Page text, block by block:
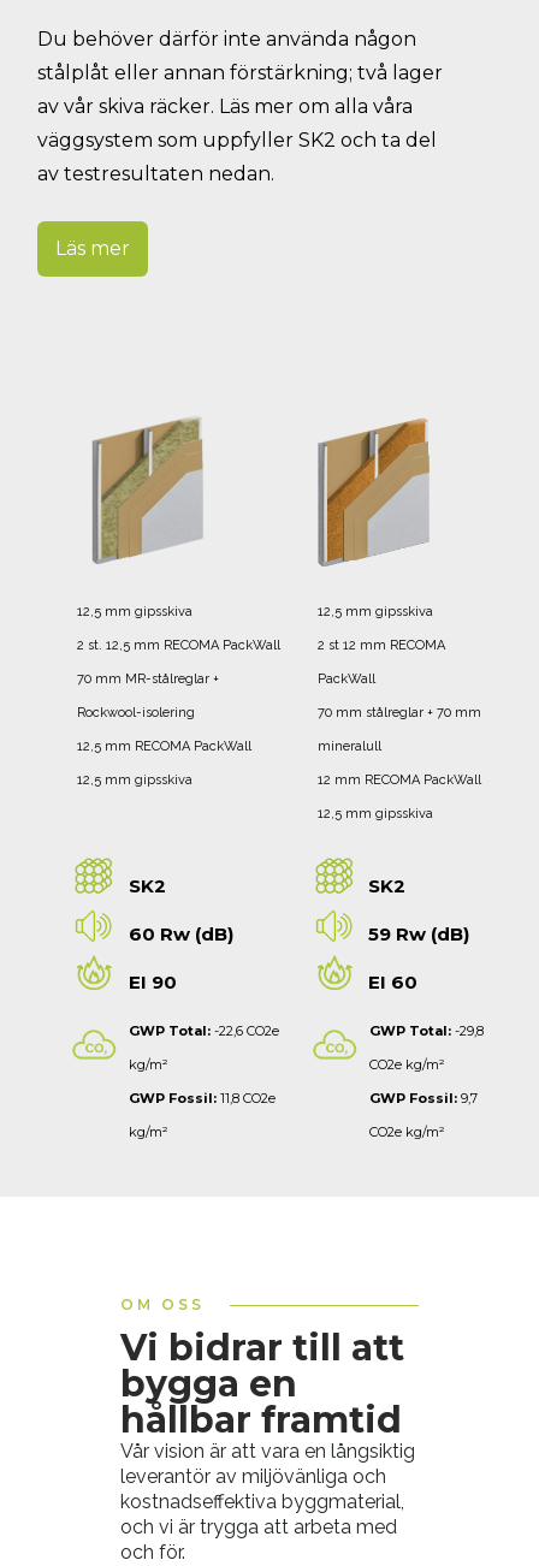
Du behöver därför inte använda någon
stålplåt eller annan förstärkning; två lager
av vår skiva räcker. Läs mer om alla våra
väggsystem som uppfyller SK2 och ta del
av testresultaten nedan.
Läs mer
12,5 mm gipsskiva
2 st. 12,5 mm RECOMA PackWall
70 mm MR-stålreglar +
Rockwool-isolering
12,5 mm RECOMA PackWall
12,5 mm gipsskiva
12,5 mm gipsskiva
2 st 12 mm RECOMA
PackWall
70 mm stålreglar + 70 mm
mineralull
12 mm RECOMA PackWall
12,5 mm gipsskiva
SK2 SK2
60 Rw (dB) 59 Rw (dB)
EI 90 EI 60
GWP Total: -22,6 CO2e
kg/m²
GWP Fossil: 11,8 CO2e
kg/m²
GWP Total: -29,8
CO2e kg/m²
GWP Fossil: 9,7
CO2e kg/m²
OM OSS
Vi bidrar till att
bygga en
hållbar framtid
Vår vision är att vara en långsiktig
leverantör av miljövänliga och
kostnadseffektiva byggmaterial,
och vi är trygga att arbeta med
och för.